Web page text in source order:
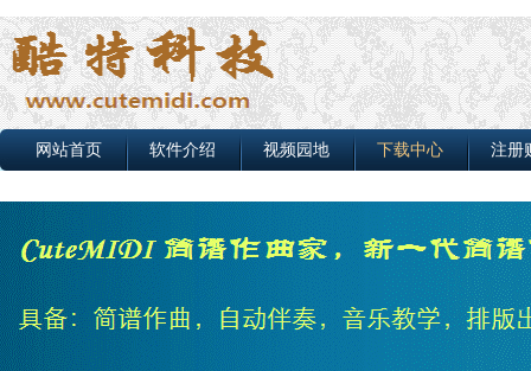
网站首页 软件介绍 视频园地 下载中心 注册